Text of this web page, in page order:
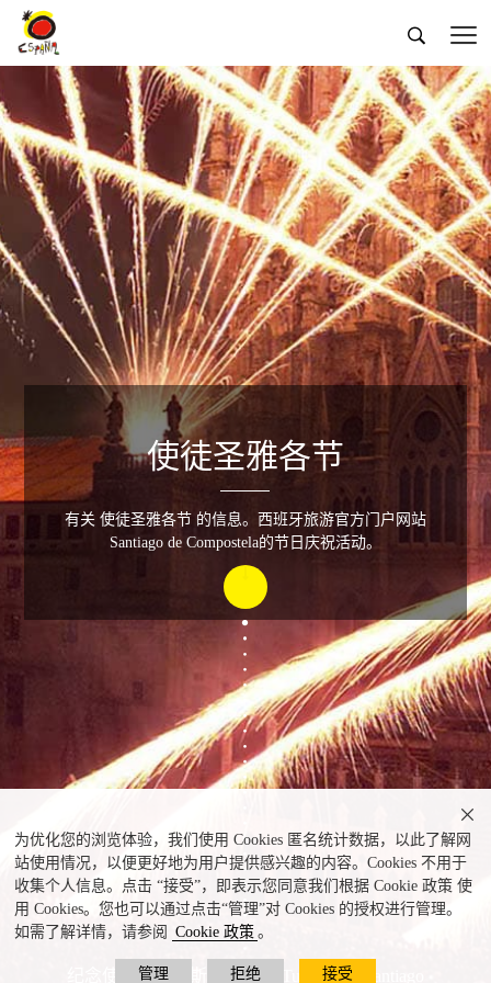
 
为优化您的浏览体验，我们使用 Cookies 匿名统计数据，以此了解网
站使用情况，以便更好地为用户提供感兴趣的内容。Cookies 不用于
收集个人信息。点击 “接受”，即表示您同意我们根据 Cookie 政策 使
用 Cookies。您也可以通过点击“管理”对 Cookies 的授权进行管理。
如需了解详情，请参阅
Cookie 政策 。
管理 拒绝 接受

纪念使徒圣詹姆斯的节日 © Turismo de Santiago
使徒圣雅各节
有关 使徒圣雅各节 的信息。西班牙旅游官方门户网站
Santiago de Compostela的节日庆祝活动。